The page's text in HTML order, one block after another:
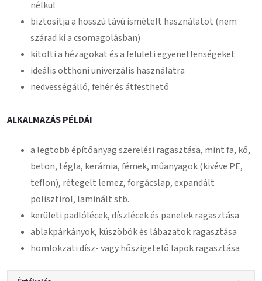
nélkül
biztosítja a hosszú távú ismételt használatot (nem
szárad ki a csomagolásban)
kitölti a hézagokat és a felületi egyenetlenségeket
ideális otthoni univerzális használatra
nedvességálló, fehér és átfesthető
ALKALMAZÁS PÉLDÁI
a legtöbb építőanyag szerelési ragasztása, mint fa, kő,
beton, tégla, kerámia, fémek, műanyagok (kivéve PE,
teflon), rétegelt lemez, forgácslap, expandált
polisztirol, laminált stb.
kerületi padlólécek, díszlécek és panelek ragasztása
ablakpárkányok, küszöbök és lábazatok ragasztása
homlokzati dísz- vagy hőszigetelő lapok ragasztása